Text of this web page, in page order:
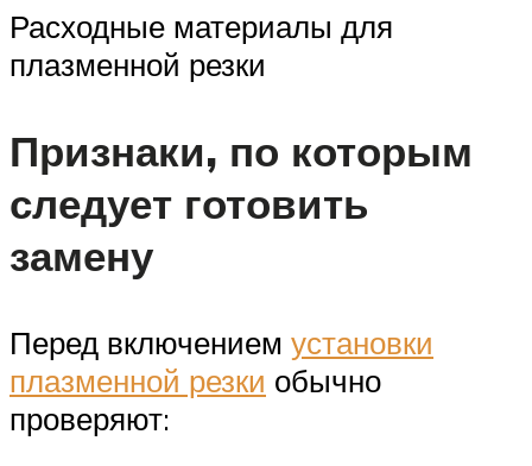
Расходные материалы для
плазменной резки
Признаки, по которым
следует готовить
замену
Перед включением установки
плазменной резки обычно
проверяют: